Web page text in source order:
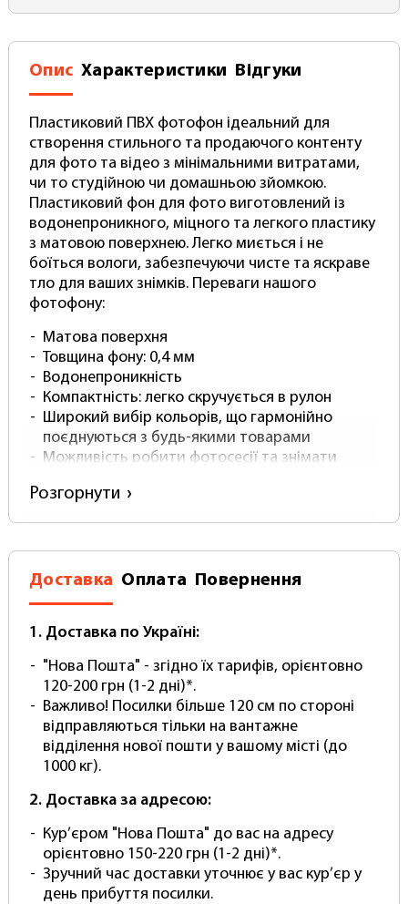
Опис Характеристики Відгуки
Пластиковий ПВХ фотофон ідеальний для
створення стильного та продаючого контенту
для фото та відео з мінімальними витратами,
чи то студійною чи домашньою зйомкою.
Пластиковий фон для фото виготовлений із
водонепроникного, міцного та легкого пластику
з матовою поверхнею. Легко миється і не
боїться вологи, забезпечуючи чисте та яскраве
тло для ваших знімків. Переваги нашого
фотофону:
Матова поверхня
Товщина фону: 0,4 мм
Водонепроникність
Компактність: легко скручується в рулон
Широкий вибір кольорів, що гармонійно
поєднуються з будь-якими товарами
Можливість робити фотосесії та знімати
стіні за допомогою скотчу або стійку ворота.
Пластиковий фотофон стане незамінним
помічником для майстрів манікюру, флористів,
та фотографів предметної зйомки.
Розгорнути
Доставка Оплата Повернення
1. Доставка по Україні:
"Нова Пошта" - згідно їх тарифів, орієнтовно
120-200 грн (1-2 дні)*.
Важливо! Посилки більше 120 см по стороні
відправляються тільки на вантажне
відділення нової пошти у вашому місті (до
1000 кг).
2. Доставка за адресою:
Кур’єром "Нова Пошта" до вас на адресу
орієнтовно 150-220 грн (1-2 дні)*.
Зручний час доставки уточнює у вас кур’єр у
день прибуття посилки.